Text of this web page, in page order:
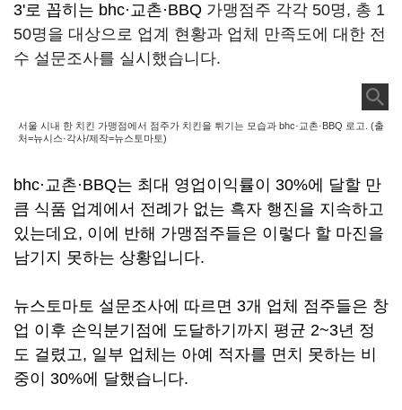
3'로 꼽히는 bhc·교촌·BBQ 가맹점주 각각 50명, 총 1
50명을 대상으로 업계 현황과 업체 만족도에 대한 전
수 설문조사를 실시했습니다.
서울 시내 한 치킨 가맹점에서 점주가 치킨을 튀기는 모습과 bhc·교촌·BBQ 로고. (출
처=뉴시스·각사/제작=뉴스토마토)
bhc·교촌·BBQ는 최대 영업이익률이 30%에 달할 만
큼 식품 업계에서 전례가 없는 흑자 행진을 지속하고
있는데요, 이에 반해 가맹점주들은 이렇다 할 마진을
남기지 못하는 상황입니다.
뉴스토마토 설문조사에 따르면 3개 업체 점주들은 창
업 이후 손익분기점에 도달하기까지 평균 2~3년 정
도 걸렸고, 일부 업체는 아예 적자를 면치 못하는 비
중이 30%에 달했습니다.